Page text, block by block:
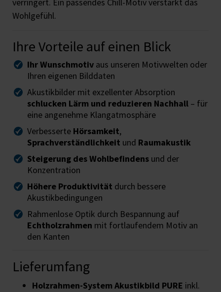
verringert. Ein passendes Chill-Motiv verstärkt das
Wohlgefühl.
Ihre Vorteile auf einen Blick
Ihr Wunschmotiv aus unseren Motivwelten oder
Ihren eigenen Bilddaten
Akustikbilder mit exzellenter Absorption
schlucken Lärm und reduzieren Nachhall – für
eine angenehme Klangatmosphäre
Verbesserte Hörsamkeit,
Sprachverständlichkeit und Raumakustik
Steigerung des Wohlbefindens und der
Konzentration
Höhere Produktivität durch bessere
Akustikbedingungen
Rahmenlose Optik durch Bespannung auf
Echtholzrahmen mit fortlaufendem Motiv an
den Kanten
Lieferumfang
Holzrahmen-System Akustikbild PURE inkl.